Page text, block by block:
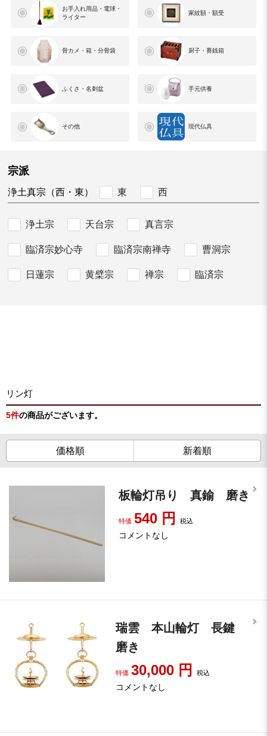
お手入れ用品・電球・
ライター
家紋額・額受
骨カメ・箱・分骨袋 厨子・賽銭箱
ふくさ・名刺盆 手元供養
その他 現代仏具
宗派
浄土真宗（西・東） 東 西
浄土宗 天台宗 真言宗
臨済宗妙心寺 臨済宗南禅寺 曹洞宗
日蓮宗 黄檗宗 禅宗 臨済宗
リン灯
5件の商品がございます。
価格順 新着順
板輪灯吊り 真鍮 磨き
特価 540 円税込
コメントなし
瑞雲 本山輪灯 長鍵
磨き
特価 30,000 円税込
コメントなし